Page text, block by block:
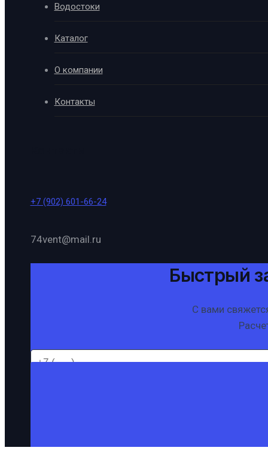
Водостоки
Каталог
О компании
Контакты
+7 (902) 601-66-24
74vent@mail.ru
Быстрый
С вами